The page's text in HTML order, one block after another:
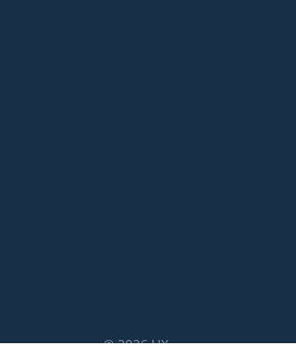
© 2026 UX sense s.r.o